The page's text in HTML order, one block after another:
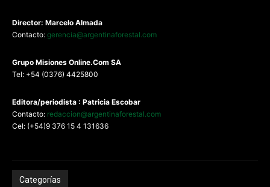
Director: Marcelo Almada
Contacto: gerencia@argentinaforestal.com
Grupo Misiones Online.Com SA
Tel: +54 (0376) 4425800
Editora/periodista : Patricia Escobar
Contacto: redaccion@argentinaforestal.com
Cel: (+54)9 376 15 4 131636
Categorías